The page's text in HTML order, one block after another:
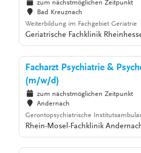
zum nächstmöglichen Zeitpunkt
Bad Kreuznach
Weiterbildung im Fachgebiet Geriatrie
Geriatrische Fachklinik
Facharzt Psychiatrie &
(m/w/d)
zum nächstmöglichen Zeitpunkt
Andernach
Gerontopsychiatrische
Rhein-Mosel-Fachklinik